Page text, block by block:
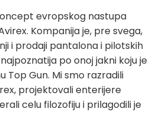
evropskog nastupa
Kompanija je, pre svega,
i prodaji pantalona i pilotskih
po onoj jakni koju je
Top Gun. Mi smo razradili
projektovali enterijere
celu filozofiju i prilagodili je